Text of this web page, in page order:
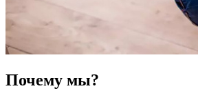
Почему мы?